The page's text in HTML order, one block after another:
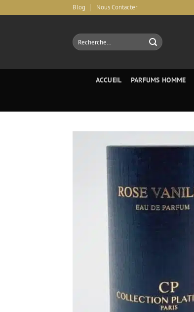
au
Blog Nous Contacter
Recherche
pour :
ACCUEIL PARFUMS HOMME